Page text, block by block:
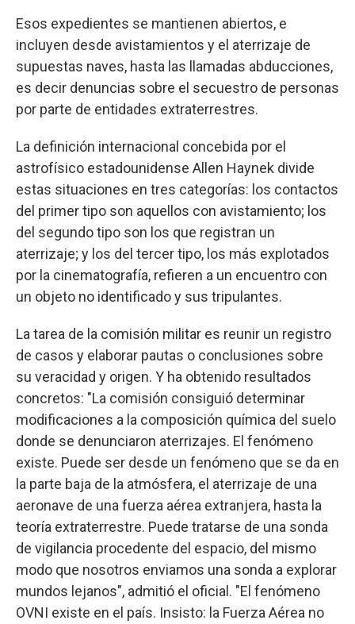
Esos expedientes se mantienen abiertos, e
incluyen desde avistamientos y el aterrizaje de
supuestas naves, hasta las llamadas abducciones,
es decir denuncias sobre el secuestro de personas
por parte de entidades extraterrestres.
La definición internacional concebida por el
astrofísico estadounidense Allen Haynek divide
estas situaciones en tres categorías: los contactos
del primer tipo son aquellos con avistamiento; los
del segundo tipo son los que registran un
aterrizaje; y los del tercer tipo, los más explotados
por la cinematografía, refieren a un encuentro con
un objeto no identificado y sus tripulantes.
La tarea de la comisión militar es reunir un registro
de casos y elaborar pautas o conclusiones sobre
su veracidad y origen. Y ha obtenido resultados
concretos: "La comisión consiguió determinar
modificaciones a la composición química del suelo
donde se denunciaron aterrizajes. El fenómeno
existe. Puede ser desde un fenómeno que se da en
la parte baja de la atmósfera, el aterrizaje de una
aeronave de una fuerza aérea extranjera, hasta la
teoría extraterrestre. Puede tratarse de una sonda
de vigilancia procedente del espacio, del mismo
modo que nosotros enviamos una sonda a explorar
mundos lejanos", admitió el oficial. "El fenómeno
OVNI existe en el país. Insisto: la Fuerza Aérea no